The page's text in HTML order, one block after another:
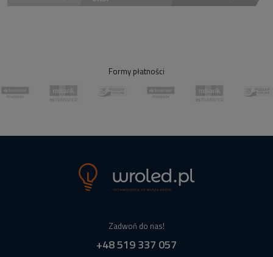
Formy płatności
Zadwoń do nas!
+48 519 337 057